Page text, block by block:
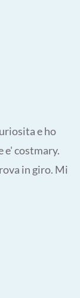
e ho
e' costmary.
in giro. Mi